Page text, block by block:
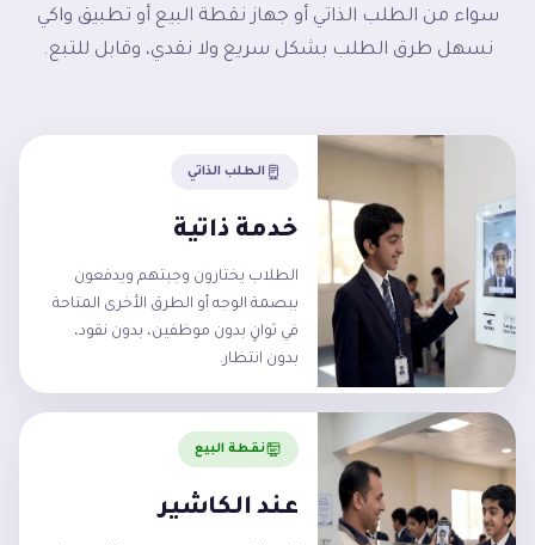
سواء من الطلب الذاتي أو جهاز نقطة البيع أو تطبيق واكي
نسهل طرق الطلب بشكل سريع ولا نقدي، وقابل للتبع.
الطلب الذاتي
خدمة ذاتية
الطلاب يختارون وجبتهم ويدفعون
ببصمة الوجه أو الطرق الأخرى المتاحة
في ثوانٍ بدون موظفين، بدون نقود،
بدون انتظار.
نقطة البيع
عند الكاشير